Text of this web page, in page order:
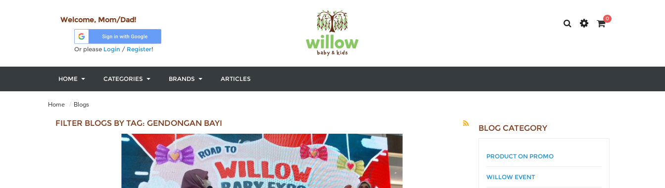
0
Welcome, Mom/Dad!
Or please Login / Register!
HOME CATEGORIES BRANDS ARTICLES
Home Blogs
FILTER BLOGS BY TAG: GENDONGAN BAYI
BLOG CATEGORY
PRODUCT ON PROMO
WILLOW EVENT